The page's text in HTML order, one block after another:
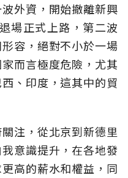
外資，開始撤離新興
場正式上路，第二波
容，絕對不小於一場
而言極度危險，尤其
、印度，這其中的貿
注，從北京到新德里
意識提升，在各地發
高的薪水和權益，同